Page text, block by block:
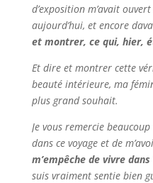
d’exposition m’avait
aujourd’hui, et encore
et montrer, ce qui, hier,
Et dire et montrer cette
beauté intérieure, ma
plus grand souhait.
Je vous remercie
dans ce voyage et de
m’empêche de vivre
suis vraiment sentie bien